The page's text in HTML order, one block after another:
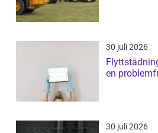
30 juli 2026
Flyttstädning
en
30 juli 2026